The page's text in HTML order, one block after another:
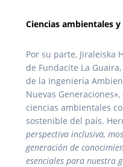
Ciencias ambientales
Por su parte, Jiraleiska
de Fundacite La
de la Ingeniería
Nuevas
ciencias ambientales
sostenible del país.
perspectiva inclusiva,
generación de
esenciales para nuestra